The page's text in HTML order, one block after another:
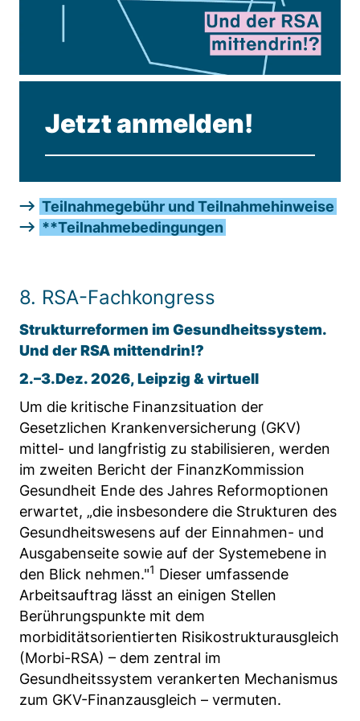
Jetzt anmelden!
Teilnahmegebühr und Teilnahmehinweise
**Teilnahmebedingungen
8. RSA-Fachkongress
Strukturreformen im Gesundheitssystem.
Und der RSA mittendrin!?
2.–3.Dez. 2026, Leipzig & virtuell
Um die kritische Finanzsituation der
Gesetzlichen Krankenversicherung (GKV)
mittel- und langfristig zu stabilisieren, werden
im zweiten Bericht der FinanzKommission
Gesundheit Ende des Jahres Reformoptionen
erwartet, „die insbesondere die Strukturen des
Gesundheitswesens auf der Einnahmen- und
Ausgabenseite sowie auf der Systemebene in
den Blick nehmen."1 Dieser umfassende
Arbeitsauftrag lässt an einigen Stellen
Berührungspunkte mit dem
morbiditätsorientierten Risikostrukturausgleich
(Morbi-RSA) – dem zentral im
Gesundheitssystem verankerten Mechanismus
zum GKV-Finanzausgleich – vermuten.
Matomo SessionID
Name:
Anbieter:
Benutzer Tracking
Cookie Laufzeit:
Matomo Sprache
Name:
matomo_lang
Anbieter:
Zweck:
Sprache des Benutzers
Cookie Laufzeit:
Sitzung